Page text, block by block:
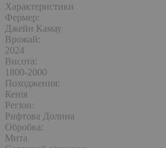
Характеристики
Фермер:
Джейн Камау
Врожай:
2024
Висота:
1800-2000
Походження:
Кенія
Регіон:
Рифтова Долина
Обробка:
Мита